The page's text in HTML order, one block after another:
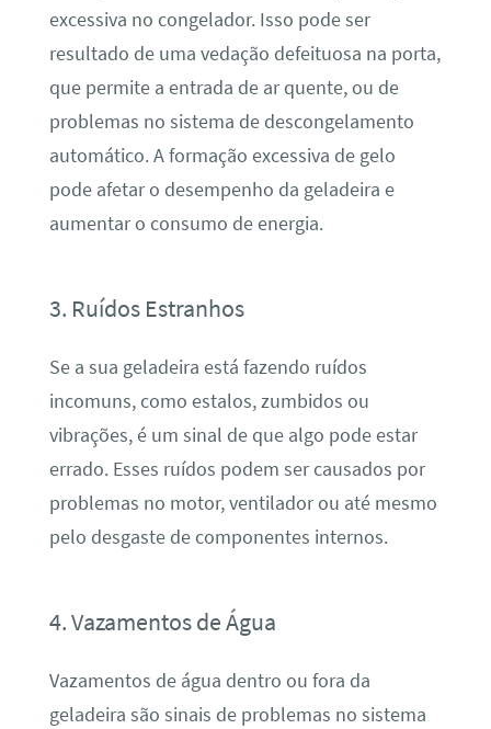
excessiva no congelador. Isso pode ser
resultado de uma vedação defeituosa na porta,
que permite a entrada de ar quente, ou de
problemas no sistema de descongelamento
automático. A formação excessiva de gelo
pode afetar o desempenho da geladeira e
aumentar o consumo de energia.
3. Ruídos Estranhos
Se a sua geladeira está fazendo ruídos
incomuns, como estalos, zumbidos ou
vibrações, é um sinal de que algo pode estar
errado. Esses ruídos podem ser causados por
problemas no motor, ventilador ou até mesmo
pelo desgaste de componentes internos.
4. Vazamentos de Água
Vazamentos de água dentro ou fora da
geladeira são sinais de problemas no sistema